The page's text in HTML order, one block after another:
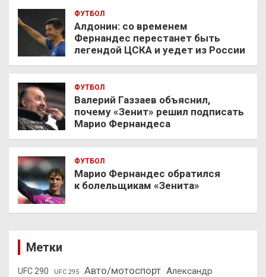
ФУТБОЛ
Алдонин: со временем
Фернандес перестанет быть
легендой ЦСКА и уедет из России
ФУТБОЛ
Валерий Газзаев объяснил,
почему «Зенит» решил подписать
Марио Фернандеса
ФУТБОЛ
Марио Фернандес обратился
к болельщикам «Зенита»
Метки
UFC 290 UFC 295 Авто/мотоспорт Александр